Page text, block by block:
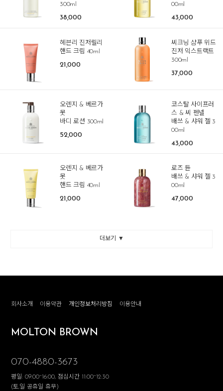
300ml
38,000
00ml
43,000
헤븐리 진저릴리
핸드 크림 40ml
21,000
씨크닝 샴푸 위드
진저 익스트랙트
300ml
37,000
오렌지 & 베르가
못
바디 로션 300ml
52,000
코스탈 사이프러
스 & 씨 펜넬
배쓰 & 샤워 젤 3
00ml
43,000
오렌지 & 베르가
못
핸드 크림 40ml
21,000
로즈 듄
배쓰 & 샤워 젤 3
00ml
47,000
더보기 ▼
회사소개 이용약관 개인정보처리방침 이용안내
MOLTON BROWN
070-4880-3673
평일: 09:00~16:00, 점심시간 11:00~12:30
(토,일 공휴일 휴무)